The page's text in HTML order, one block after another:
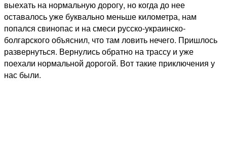
выехать на нормальную дорогу, но когда до нее
оставалось уже буквально меньше километра, нам
попался свинопас и на смеси русско-украинско-
болгарского объяснил, что там ловить нечего. Пришлось
развернуться. Вернулись обратно на трассу и уже
поехали нормальной дорогой. Вот такие приключения у
нас были.